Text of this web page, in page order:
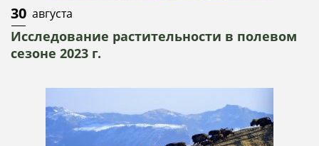
30 августа
Исследование растительности в полевом
сезоне 2023 г.